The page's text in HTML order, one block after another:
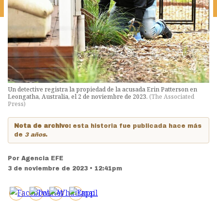
Un detective registra la propiedad de la acusada Erin Patterson en
Leongatha, Australia, el 2 de noviembre de 2023. (The Associated
Press)
Nota de archivo: esta historia fue publicada hace más
de 3 años.
Por Agencia EFE
3 de noviembre de 2023 • 12:41pm